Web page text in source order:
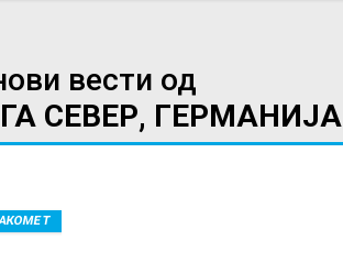
вести од
СЕВЕР, ГЕРМАНИЈА